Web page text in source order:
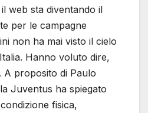
web sta diventando il
per le campagne
non ha mai visto il cielo
Hanno voluto dire,
A proposito di Paulo
Juventus ha spiegato
fisica,